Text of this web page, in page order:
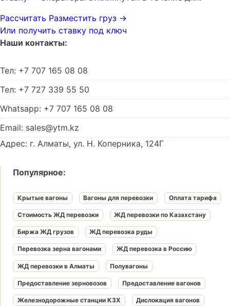
Рассчитать Разместить груз →
Или получить ставку под ключ
Наши контакты:
Тел: +7 707 165 08 08
Тел: +7 727 339 55 50
Whatsapp: +7 707 165 08 08
Email: sales@ytm.kz
Адрес: г. Алматы, ул. Н. Коперника, 124Г
Популярное:
Крытые вагоны Вагоны для перевозки Оплата тарифа
Стоимость ЖД перевозки ЖД перевозки по Казахстану
Биржа ЖД грузов ЖД перевозка руды
Перевозка зерна вагонами ЖД перевозка в Россию
ЖД перевозки в Алматы Полувагоны
Предоставление зерновозов Предоставление вагонов
Железнодорожные станции КЗХ Дислокация вагонов